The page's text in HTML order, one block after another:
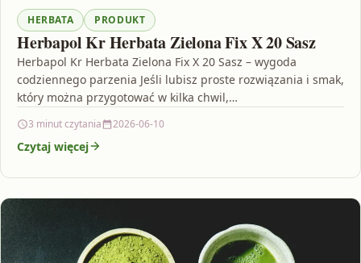
HERBATA PRODUKT
Herbapol Kr Herbata Zielona Fix X 20 Sasz
Herbapol Kr Herbata Zielona Fix X 20 Sasz – wygoda
codziennego parzenia Jeśli lubisz proste rozwiązania i smak,
który można przygotować w kilka chwil,…
3 minut czytania 2026-06-10
Czytaj więcej